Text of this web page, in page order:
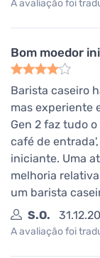
A avaliação foi
Bom moedor
Barista caseiro
mas experiente
Gen 2 faz tudo
café de
iniciante. Uma
melhoria
um barista
S.O.
A avaliação foi